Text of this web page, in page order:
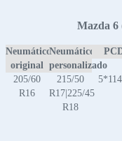
Mazda 6
Neumático
original
Neumático
personalizado
205/60
R16
215/50
R17|225/45
R18